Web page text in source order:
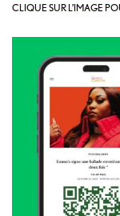
CLIQUE SUR L’IMAGE